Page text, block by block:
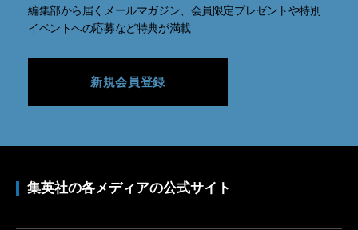
編集部から届くメールマガジン、会員限定プレゼントや特別
イベントへの応募など特典が満載
新規会員登録
集英社の各メディアの公式サイト